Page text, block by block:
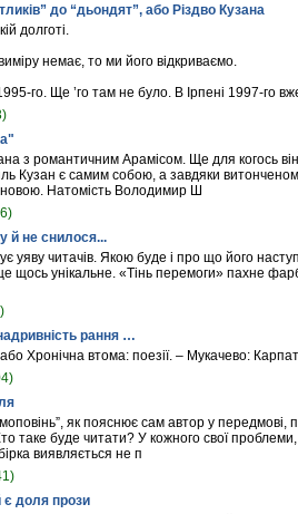
до “дьондят”, або Різдво Кузана
долготі.
немає, то ми його відкриваємо.
го. Ще ’го там не було. В Ірпені 1997-го
з романтичним Арамісом. Ще для когось
Кузан є самим собою, а завдяки
Натомість Володимир Ш
й не снилося...
уяву читачів. Якою буде і про що його
це щось унікальне. «Тінь перемоги» пахне
рання …
Хронічна втома: поезії. – Мукачево:
як пояснює сам автор у передмові,
таке буде читати? У кожного свої
виявляється не п
є доля прози